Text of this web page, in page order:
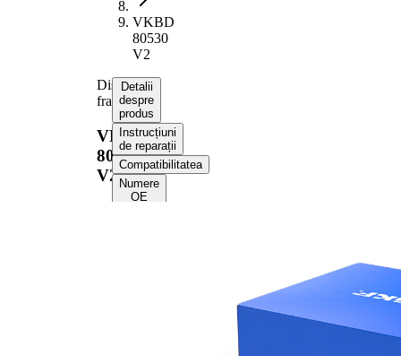
VKBD
80530
V2
Disc
frana
VKBD
80530
V2
Detalii
despre
produs
Instrucțiuni
de reparații
Compatibilitatea
Numere
OE